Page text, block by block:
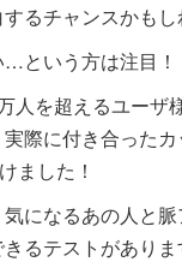
るチャンスかもし
という方は注目！
人を超えるユーザ
際に付き合った
ました！
になるあの人と
るテストがありま